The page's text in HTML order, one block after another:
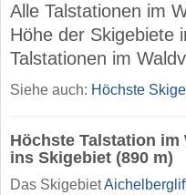
Alle Talstationen im
Höhe der Skigebiete
Talstationen im
Siehe auch: Höchste
Höchste Talstation
ins Skigebiet (890 m)
Das Skigebiet